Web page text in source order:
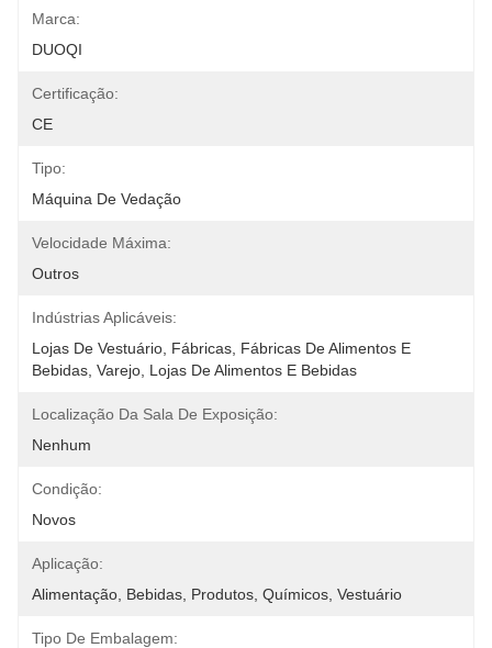
Marca:
DUOQI
Certificação:
CE
Tipo:
Máquina De Vedação
Velocidade Máxima:
Outros
Indústrias Aplicáveis:
Lojas De Vestuário, Fábricas, Fábricas De Alimentos E
Bebidas, Varejo, Lojas De Alimentos E Bebidas
Localização Da Sala De Exposição:
Nenhum
Condição:
Novos
Aplicação:
Alimentação, Bebidas, Produtos, Químicos, Vestuário
Tipo De Embalagem: